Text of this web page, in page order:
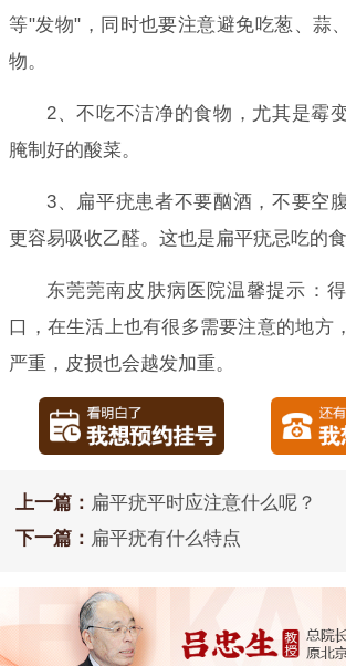
等"发物"，同时也要注意避免吃葱、蒜
物。
2、不吃不洁净的食物，尤其是霉
腌制好的酸菜。
3、扁平疣患者不要酗酒，不要空
更容易吸收乙醛。这也是扁平疣忌吃的食
东莞莞南皮肤病医院温馨提示：
口，在生活上也有很多需要注意的地方
严重，皮损也会越发加重。
上一篇： 扁平疣平时应注意什么呢？
下一篇： 扁平疣有什么特点